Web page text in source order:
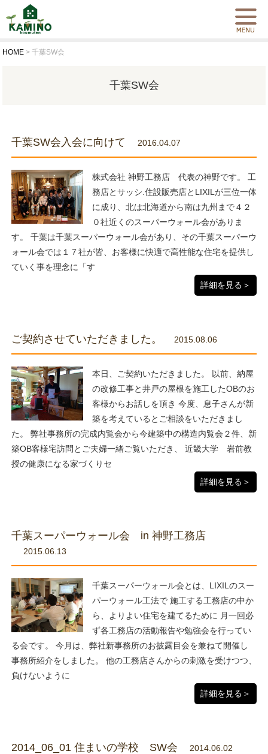
HOME >千葉SW会
千葉SW会
千葉SW会入会に向けて 2016.04.07
株式会社 神野工務店 代表の神野です。 工
務店とサッシ.住設販売店とLIXILが三位一体
に成り、北は北海道から南は九州まで４２
０社近くのスーパーウォール会がありま
す。 千葉は千葉スーパーウォール会があり、その千葉スーパーウ
ォール会では１７社が皆、お客様に快適で高性能な住宅を提供し
ていく事を理念に「す
詳細を見る＞
ご契約させていただきました。 2015.08.06
本日、ご契約いただきました。 以前、納屋
の改修工事と井戸の屋根を施工したOBのお
客様からお話しを頂き 今度、息子さんが新
築を考えているとご相談をいただきまし
た。 弊社事務所の完成内覧会から今建築中の構造内覧会２件、新
築OB客様宅訪問とご夫婦一緒ご覧いただき、 近畿大学 岩前教
授の健康になる家づくりセ
詳細を見る＞
千葉スーパーウォール会 in 神野工務店
2015.06.13
千葉スーパーウォール会とは、LIXILのスー
パーウォール工法で 施工する工務店の中か
ら、よりよい住宅を建てるために 月一回必
ず各工務店の活動報告や勉強会を行ってい
る会です。 今月は、弊社新事務所のお披露目会を兼ねて開催し
事務所紹介をしました。 他の工務店さんからの刺激を受けつつ、
負けないように
詳細を見る＞
2014_06_01 住まいの学校 SW会 2014.06.02